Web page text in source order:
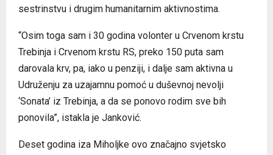
sestrinstvu i drugim humanitarnim aktivnostima.
“Osim toga sam i 30 godina volonter u Crvenom krstu
Trebinja i Crvenom krstu RS, preko 150 puta sam
darovala krv, pa, iako u penziji, i dalje sam aktivna u
Udruženju za uzajamnu pomoć u duševnoj nevolji
‘Sonata’ iz Trebinja, a da se ponovo rodim sve bih
ponovila”, istakla je Janković.
Deset godina iza Miholjke ovo značajno svjetsko